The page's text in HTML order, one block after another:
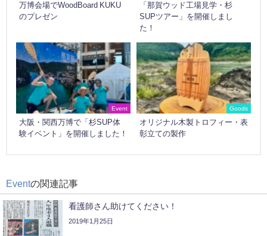
万博会場でWoodBoard KUKU
のプレゼン
「那賀ウッド工場見学・杉
SUPツアー」を開催しまし
た！
Event
大阪・関西万博で「杉SUP体
験イベント」を開催しました！
Goods
オリジナル木製トロフィー・表
彰立ての製作
Eventの関連記事
看護師さん助けてください！
2019年1月25日